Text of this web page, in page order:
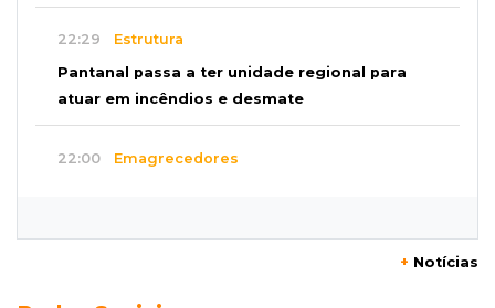
22:29 Estrutura
Pantanal passa a ter unidade regional para
atuar em incêndios e desmate
22:00 Emagrecedores
+ Notícias